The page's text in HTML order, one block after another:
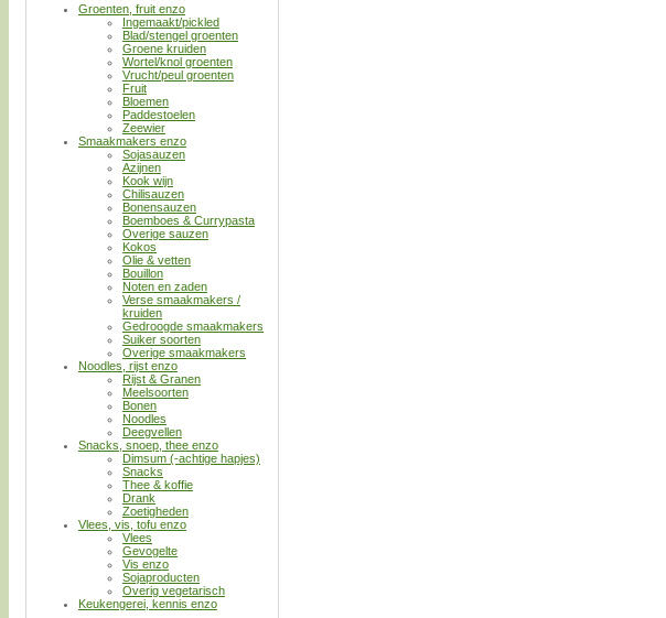
Groenten, fruit enzo
Ingemaakt/pickled
Blad/stengel groenten
Groene kruiden
Wortel/knol groenten
Vrucht/peul groenten
Fruit
Bloemen
Paddestoelen
Zeewier
Smaakmakers enzo
Sojasauzen
Azijnen
Kook wijn
Chilisauzen
Bonensauzen
Boemboes & Currypasta
Overige sauzen
Kokos
Olie & vetten
Bouillon
Noten en zaden
Verse smaakmakers /
kruiden
Gedroogde smaakmakers
Suiker soorten
Overige smaakmakers
Noodles, rijst enzo
Rijst & Granen
Meelsoorten
Bonen
Noodles
Deegvellen
Snacks, snoep, thee enzo
Dimsum (-achtige hapjes)
Snacks
Thee & koffie
Drank
Zoetigheden
Vlees, vis, tofu enzo
Vlees
Gevogelte
Vis enzo
Sojaproducten
Overig vegetarisch
Keukengerei, kennis enzo